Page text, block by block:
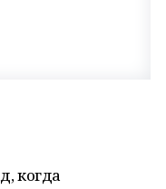
когда